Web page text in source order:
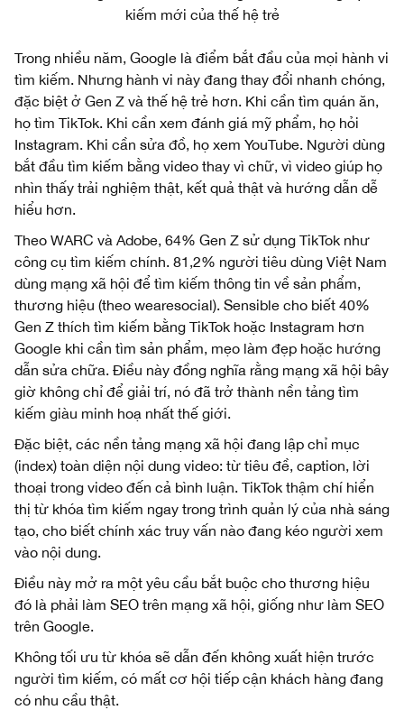
kiếm mới của thế hệ trẻ
Trong nhiều năm, Google là điểm bắt đầu của mọi hành vi
tìm kiếm. Nhưng hành vi này đang thay đổi nhanh chóng,
đặc biệt ở Gen Z và thế hệ trẻ hơn. Khi cần tìm quán ăn,
họ tìm TikTok. Khi cần xem đánh giá mỹ phẩm, họ hỏi
Instagram. Khi cần sửa đồ, họ xem YouTube. Người dùng
bắt đầu tìm kiếm bằng video thay vì chữ, vì video giúp họ
nhìn thấy trải nghiệm thật, kết quả thật và hướng dẫn dễ
hiểu hơn.
Theo WARC và Adobe, 64% Gen Z sử dụng TikTok như
công cụ tìm kiếm chính. 81,2% người tiêu dùng Việt Nam
dùng mạng xã hội để tìm kiếm thông tin về sản phẩm,
thương hiệu (theo wearesocial). Sensible cho biết 40%
Gen Z thích tìm kiếm bằng TikTok hoặc Instagram hơn
Google khi cần tìm sản phẩm, mẹo làm đẹp hoặc hướng
dẫn sửa chữa. Điều này đồng nghĩa rằng mạng xã hội bây
giờ không chỉ để giải trí, nó đã trở thành nền tảng tìm
kiếm giàu minh hoạ nhất thế giới.
Đặc biệt, các nền tảng mạng xã hội đang lập chỉ mục
(index) toàn diện nội dung video: từ tiêu đề, caption, lời
thoại trong video đến cả bình luận. TikTok thậm chí hiển
thị từ khóa tìm kiếm ngay trong trình quản lý của nhà sáng
tạo, cho biết chính xác truy vấn nào đang kéo người xem
vào nội dung.
Điều này mở ra một yêu cầu bắt buộc cho thương hiệu
đó là phải làm SEO trên mạng xã hội, giống như làm SEO
trên Google.
Không tối ưu từ khóa sẽ dẫn đến không xuất hiện trước
người tìm kiếm, có mất cơ hội tiếp cận khách hàng đang
có nhu cầu thật.